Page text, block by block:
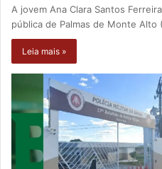
A jovem Ana Clara Santos
pública de Palmas de Monte Alto
Leia mais »